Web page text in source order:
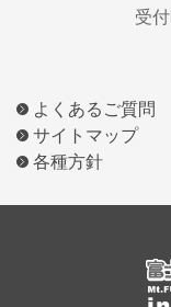
受
よくあるご質問
サイトマップ
各種方針